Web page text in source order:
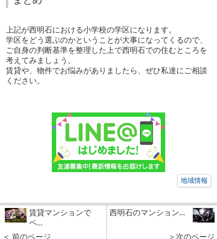
上記が西明石における小学校の学区になります。
学区をどう選ぶのかということが大事になってくるので、
ご自身の判断基準を整理した上で西明石での住むところを
考えてみましょう。
賃貸や、物件でお悩みがありましたら、ぜひ私達にご相談
ください。
地域情報
賃貸マンションで
ペ...
＜ 前のページ
西明石のマンション...
＞次のページ